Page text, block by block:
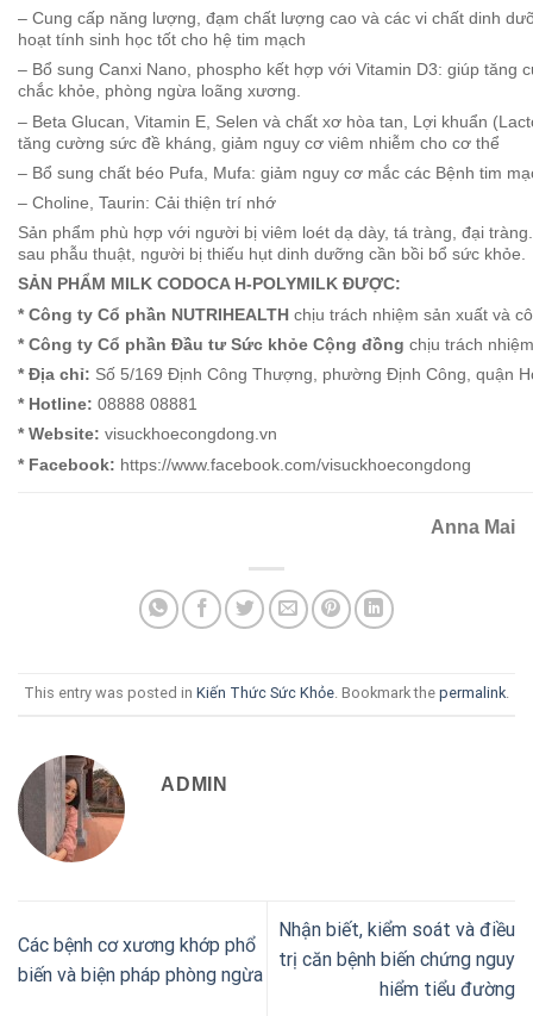
– Cung cấp năng lượng, đạm chất lượng cao và các vi chất dinh
hoạt tính sinh học tốt cho hệ tim mạch
– Bổ sung Canxi Nano, phospho kết hợp với Vitamin D3: giúp tăng
chắc khỏe, phòng ngừa loãng xương.
– Beta Glucan, Vitamin E, Selen và chất xơ hòa tan, Lợi khuẩn
tăng cường sức đề kháng, giảm nguy cơ viêm nhiễm cho cơ thể
– Bổ sung chất béo Pufa, Mufa: giảm nguy cơ mắc các Bệnh tim
– Choline, Taurin: Cải thiện trí nhớ
Sản phẩm phù hợp với người bị viêm loét dạ dày, tá tràng, đại
sau phẫu thuật, người bị thiếu hụt dinh dưỡng cần bồi bổ sức khỏe.
SẢN PHẨM MILK CODOCA H-POLYMILK ĐƯỢC:
* Công ty Cổ phần NUTRIHEALTH chịu trách nhiệm sản xuất và
* Công ty Cổ phần Đầu tư Sức khỏe Cộng đồng chịu trách
* Địa chỉ: Số 5/169 Định Công Thượng, phường Định Công, quận
* Hotline: 08888 08881
* Website: visuckhoecongdong.vn
* Facebook: https://www.facebook.com/visuckhoecongdong
Anna Mai
This entry was posted in Kiến Thức Sức Khỏe. Bookmark the permalink.
ADMIN
Các bệnh cơ xương khớp phổ
biến và biện pháp phòng ngừa
Nhận biết, kiểm soát và điều
trị căn bệnh biến chứng nguy
hiểm tiểu đường